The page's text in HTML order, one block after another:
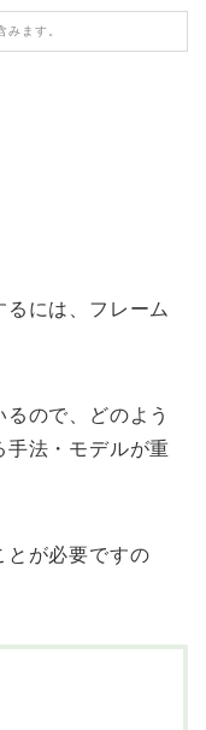
みます。
には、フレーム
ので、どのよう
手法・モデルが重
とが必要ですの